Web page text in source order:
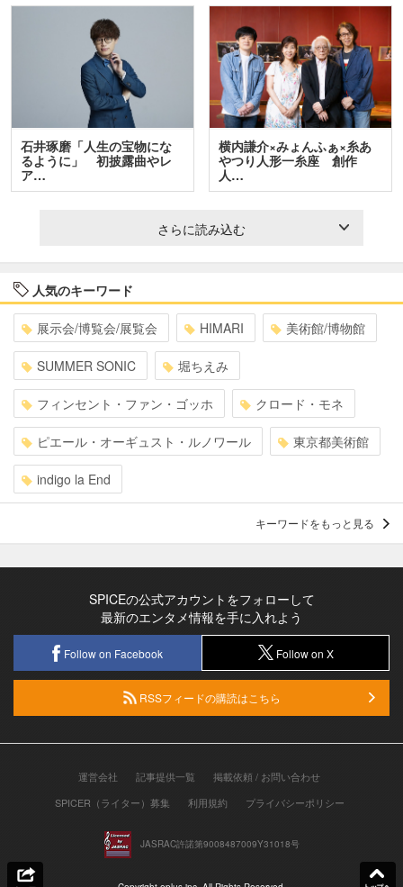
石井琢磨「人生の宝物にな
るように」 初披露曲やレ
ア…
横内謙介×みょんふぁ×糸あ
やつり人形一糸座 創作
人…
さらに読み込む
人気のキーワード
展示会/博覧会/展覧会 HIMARI 美術館/博物館
SUMMER SONIC 堀ちえみ
フィンセント・ファン・ゴッホ クロード・モネ
ピエール・オーギュスト・ルノワール 東京都美術館
indigo la End
キーワードをもっと見る
SPICEの公式アカウントをフォローして
最新のエンタメ情報を手に入れよう
Follow on Facebook Follow on X
RSSフィードの購読はこちら
運営会社 記事提供一覧
掲載依頼 / お問い合わせ
SPICER（ライター）募集
利用規約 プライバシーポリシー
JASRAC許諾第9008487009Y31018号